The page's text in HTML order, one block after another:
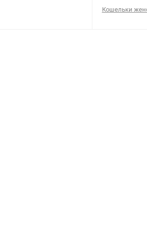
Кошельки